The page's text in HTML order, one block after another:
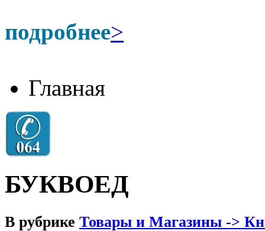
подробнее>
Главная
БУКВОЕД
В рубрике Товары и Магазины ->